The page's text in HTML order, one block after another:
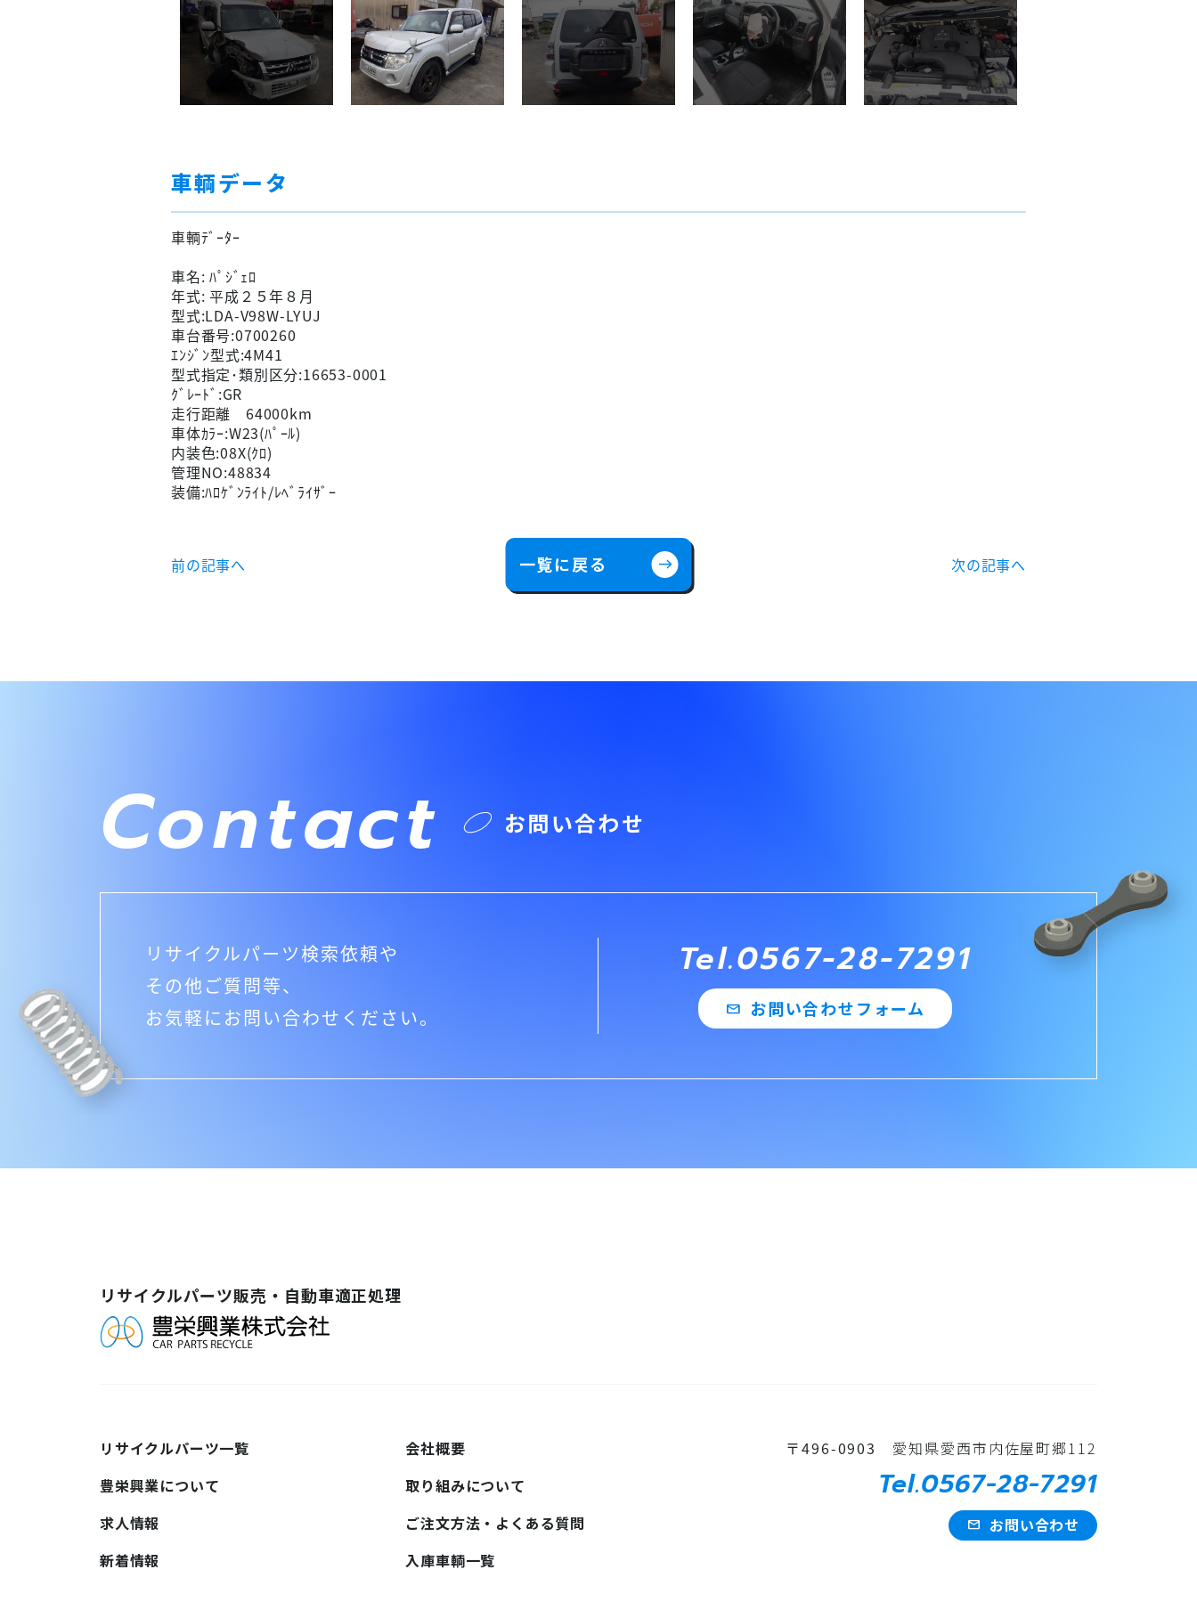
車輌データ
車輌ﾃﾞｰﾀｰ
車名: ﾊﾟｼﾞｪﾛ
年式: 平成２５年８月
型式:LDA-V98W-LYUJ
車台番号:0700260
ｴﾝｼﾞﾝ型式:4M41
型式指定･類別区分:16653-0001
ｸﾞﾚｰﾄﾞ:GR
走行距離 64000km
車体ｶﾗｰ:W23(ﾊﾟｰﾙ)
内装色:08X(ｸﾛ)
管理NO:48834
装備:ﾊﾛｹﾞﾝﾗｲﾄ/ﾚﾍﾞﾗｲｻﾞｰ
前の記事へ 次の記事へ
一覧に戻る east
Contact お問い合わせ
リサイクルパーツ検索依頼や
その他ご質問等、
お気軽にお問い合わせください。
Tel.0567-28-7291
mail お問い合わせフォーム
リサイクルパーツ販売・自動車適正処理
リサイクルパーツ一覧
会社概要
豊栄興業について
取り組みについて
求人情報
ご注文方法・よくある質問
新着情報
入庫車輌一覧
〒496-0903 愛知県愛西市内佐屋町郷112
Tel.0567-28-7291
mail お問い合わせ